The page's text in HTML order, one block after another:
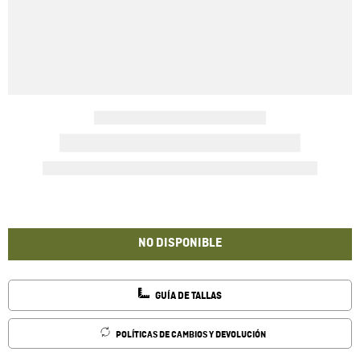
NO DISPONIBLE
GUÍA DE TALLAS
POLÍTICAS DE CAMBIOS Y DEVOLUCIÓN